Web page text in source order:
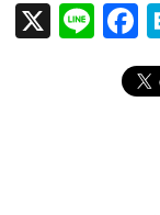
X
Li
F
a
c